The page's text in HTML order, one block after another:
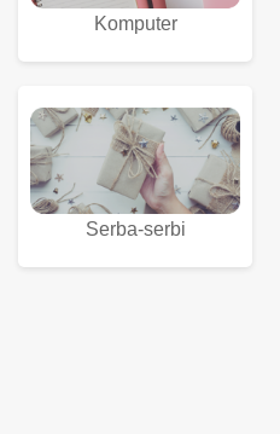
Komputer
Serba-serbi